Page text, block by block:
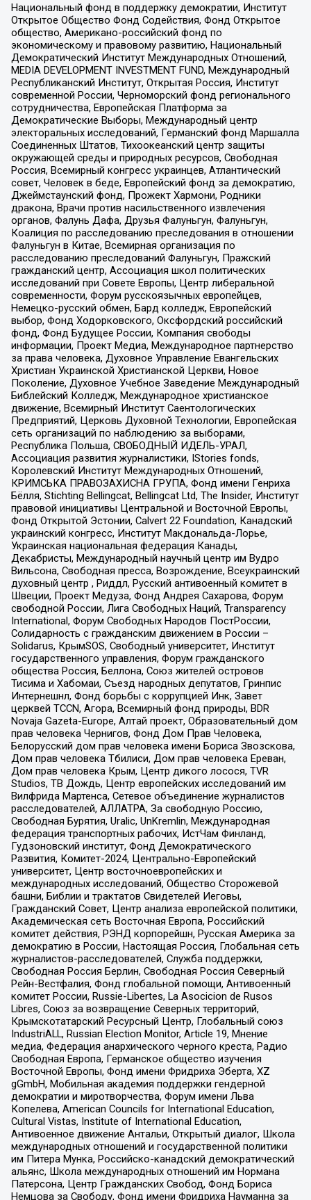
Национальный фонд в поддержку демократии, Институт
Открытое Общество Фонд Содействия, Фонд Открытое
общество, Американо-российский фонд по
экономическому и правовому развитию, Национальный
Демократический Институт Международных Отношений,
MEDIA DEVELOPMENT INVESTMENT FUND, Международный
Республиканский Институт, Открытая Россия, Институт
современной России, Черноморский фонд регионального
сотрудничества, Европейская Платформа за
Демократические Выборы, Международный центр
электоральных исследований, Германский фонд Маршалла
Соединенных Штатов, Тихоокеанский центр защиты
окружающей среды и природных ресурсов, Свободная
Россия, Всемирный конгресс украинцев, Атлантический
совет, Человек в беде, Европейский фонд за демократию,
Джеймстаунский фонд, Прожект Хармони, Родники
дракона, Врачи против насильственного извлечения
органов, Фалунь Дафа, Друзья Фалуньгун, Фалуньгун,
Коалиция по расследованию преследования в отношении
Фалуньгун в Китае, Всемирная организация по
расследованию преследований Фалуньгун, Пражский
гражданский центр, Ассоциация школ политических
исследований при Совете Европы, Центр либеральной
современности, Форум русскоязычных европейцев,
Немецко-русский обмен, Бард колледж, Европейский
выбор, Фонд Ходорковского, Оксфордский российский
фонд, Фонд Будущее России, Компания свободы
информации, Проект Медиа, Международное партнерство
за права человека, Духовное Управление Евангельских
Христиан Украинской Христианской Церкви, Новое
Поколение, Духовное Учебное Заведение Международный
Библейский Колледж, Международное христианское
движение, Всемирный Институт Саентологических
Предприятий, Церковь Духовной Технологии, Европейская
сеть организаций по наблюдению за выборами,
Республика Польша, СВОБОДНЫЙ ИДЕЛЬ-УРАЛ,
Ассоциация развития журналистики, IStories fonds,
Королевский Институт Международных Отношений,
КРИМСЬКА ПРАВОЗАХИСНА ГРУПА, Фонд имени Генриха
Бёлля, Stichting Bellingcat, Bellingcat Ltd, The Insider, Институт
правовой инициативы Центральной и Восточной Европы,
Фонд Открытой Эстонии, Calvert 22 Foundation, Канадский
украинский конгресс, Институт Макдональда-Лорье,
Украинская национальная федерация Канады,
Декабристы, Международный научный центр им Вудро
Вильсона, Свободная пресса, Возрождение, Всеукраинский
духовный центр , Риддл, Русский антивоенный комитет в
Швеции, Проект Медуза, Фонд Андрея Сахарова, Форум
свободной России, Лига Свободных Наций, Transparеncy
International, Форум Свободных Народов ПостРоссии,
Солидарность с гражданским движением в России –
Solidarus, КрымSOS, Свободный университет, Институт
государственного управления, Форум гражданского
общества Россия, Беллона, Союз жителей островов
Тисима и Хабомаи, Съезд народных депутатов, Гринпис
Интернешнл, Фонд борьбы с коррупцией Инк, Завет
церквей TCCN, Агора, Всемирный фонд природы, BDR
Novaja Gazeta-Europe, Алтай проект, Образовательный дом
прав человека Чернигов, Фонд Дом Прав Человека,
Белорусский дом прав человека имени Бориса Звозскова,
Дом прав человека Тбилиси, Дом прав человека Ереван,
Дом прав человека Крым, Центр дикого лосося, TVR
Studios, ТВ Дождь, Центр европейских исследований им
Вилфрида Мартенса, Сетевое объединение журналистов
расследователей, АЛЛАТРА, За свободную Россию,
Свободная Бурятия, Uralic, UnKremlin, Международная
федерация транспортных рабочих, ИстЧам Финланд,
Гудзоновский институт, Фонд Демократического
Развития, Комитет-2024, Центрально-Европейский
университет, Центр восточноевропейских и
международных исследований, Общество Сторожевой
башни, Библии и трактатов Свидетелей Иеговы,
Гражданский Совет, Центр анализа европейской политики,
Академическая сеть Восточная Европа, Российский
комитет действия, РЭНД корпорейшн, Русская Америка за
демократию в России, Настоящая Россия, Глобальная сеть
журналистов-расследователей, Служба поддержки,
Свободная Россия Берлин, Свободная Россия Северный
Рейн-Вестфалия, Фонд глобальной помощи, Антивоенный
комитет России, Russie-Libertes, La Asocicion de Rusos
Libres, Союз за возвращение Северных территорий,
Крымскотатарский Ресурсный Центр, Глобальный союз
IndustriALL, Russian Election Monitor, Article 19, Мнение
медиа, Федерация анархического черного креста, Радио
Свободная Европа, Германское общество изучения
Восточной Европы, Фонд имени Фридриха Эберта, XZ
gGmbH, Мобильная академия поддержки гендерной
демократии и миротворчества, Форум имени Льва
Копелева, American Councils for International Education,
Cultural Vistas, Institute of International Education,
Антивоенное движение Антальи, Открытый диалог, Школа
международных отношений и государственной политики
им Питера Мунка, Российско-канадский демократический
альянс, Школа международных отношений им Нормана
Патерсона, Центр Гражданских Свобод, Фонд Бориса
Немцова за Свободу, Фонд имени Фридриха Науманна за